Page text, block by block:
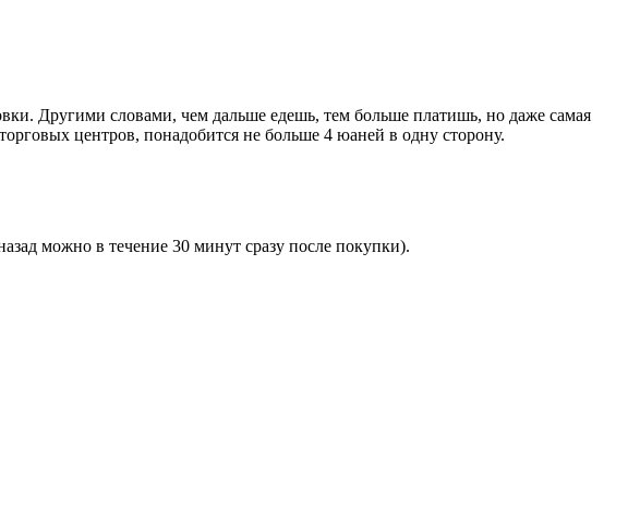
Другими словами, чем дальше едешь, тем больше платишь, но даже самая
центров, понадобится не больше 4 юаней в одну сторону.
можно в течение 30 минут сразу после покупки).